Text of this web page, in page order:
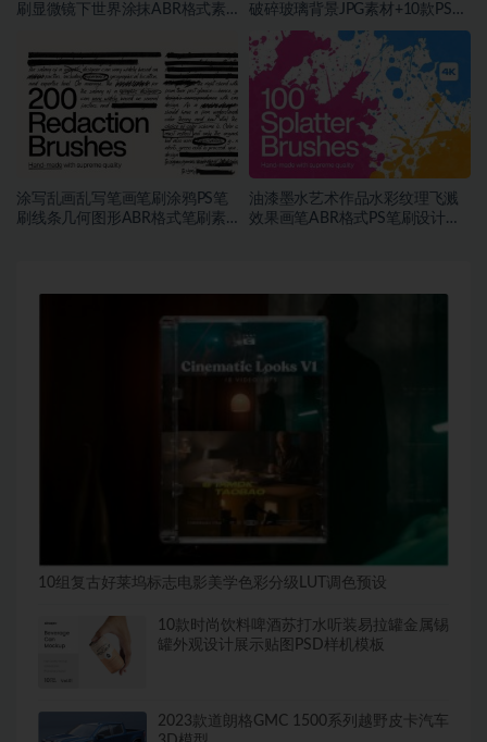
刷显微镜下世界涂抹ABR格式素
破碎玻璃背景JPG素材+10款PS笔
涂写乱画乱写笔画笔刷涂鸦PS笔
刷线条几何图形ABR格式笔刷素
油漆墨水艺术作品水彩纹理飞溅
效果画笔ABR格式PS笔刷设计素
10组复古好莱坞标志电影美学色彩分级LUT调色预设
10款时尚饮料啤酒苏打水听装易拉罐金属锡
罐外观设计展示贴图PSD样机模板
2023款道朗格GMC 1500系列越野皮卡汽车